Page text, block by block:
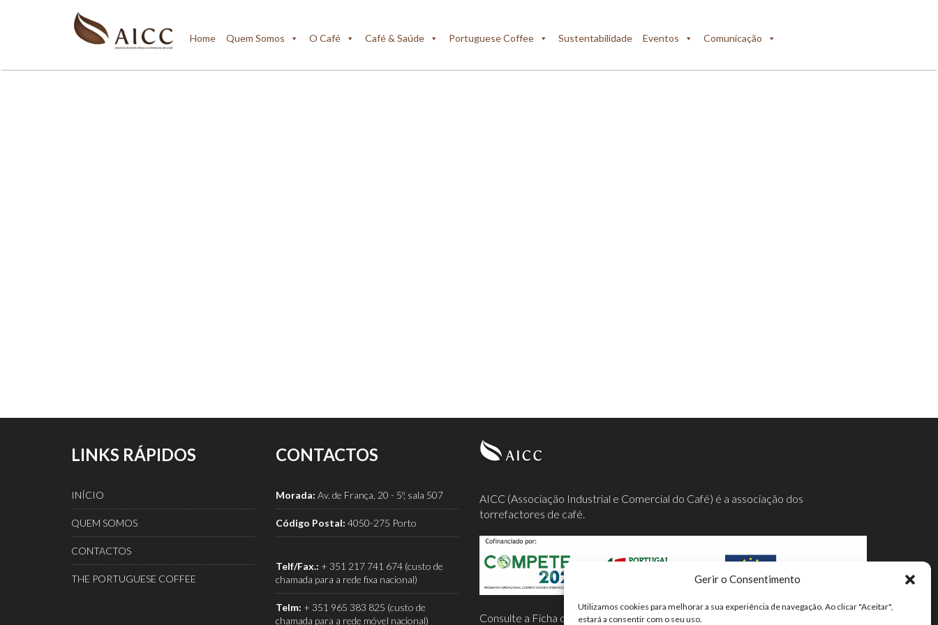
Gerir o Consentimento
Utilizamos cookies para melhorar a sua experiência de navegação. Ao clicar "Aceitar",
estará a consentir com o seu uso.
Home Quem Somos O Café Café & Saúde Portuguese Coffee Sustentabilidade Eventos Comunicação
LINKS RÁPIDOS
INÍCIO
QUEM SOMOS
CONTACTOS
THE PORTUGUESE COFFEE
CONTACTOS
Morada: Av. de França, 20 - 5º, sala 507
Código Postal: 4050-275 Porto
Telf/Fax.: + 351 217 741 674 (custo de
chamada para a rede fixa nacional)
Telm: + 351 965 383 825 (custo de
chamada para a rede móvel nacional)
AICC (Associação Industrial e Comercial do Café) é a associação dos
torrefactores de café.
Consulte a Ficha de Projeto completa aqui.